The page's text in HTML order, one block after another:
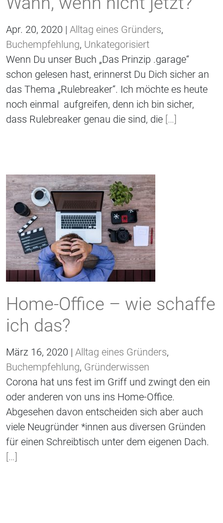
Apr. 20, 2020 | Alltag eines Gründers,
Buchempfehlung, Unkategorisiert
Wenn Du unser Buch „Das Prinzip .garage“
schon gelesen hast, erinnerst Du Dich sicher an
das Thema „Rulebreaker“. Ich möchte es heute
noch einmal aufgreifen, denn ich bin sicher,
dass Rulebreaker genau die sind, die […]
Home-Office – wie schaffe
ich das?
März 16, 2020 | Alltag eines Gründers,
Buchempfehlung, Gründerwissen
Corona hat uns fest im Griff und zwingt den ein
oder anderen von uns ins Home-Office.
Abgesehen davon entscheiden sich aber auch
viele Neugründer *innen aus diversen Gründen
für einen Schreibtisch unter dem eigenen Dach.
[…]